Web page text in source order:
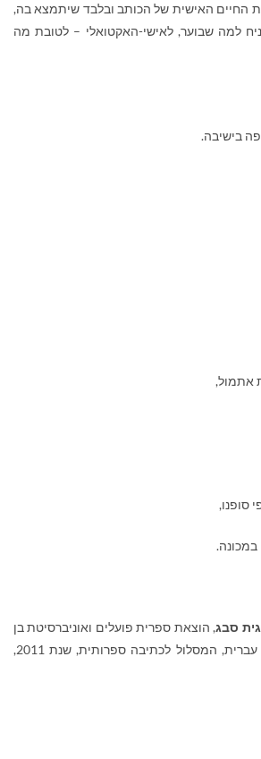
החיים האישית של הכותב ובלבד שיתמצא בה,
למה שבוער, לאישי-האקטואלי – לטובת מה
בישיבה.
אתמול,
סופנו,
במכונה.
סבג, הוצאת ספרית פועלים ואוניברסיטת בן
גוריון, המחלקה לספרות עברית, המסלול לכתיבה ספרותית, שנת 2011,